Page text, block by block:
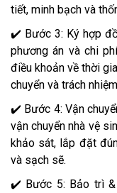
tiết, minh bạch và
✔️ Bước 3: Ký hợp
phương án và chi
điều khoản về thời
chuyển và trách
✔️ Bước 4: Vận
vận chuyển nhà vệ
khảo sát, lắp đặt
và sạch sẽ.
✔️ Bước 5: Bảo trì &